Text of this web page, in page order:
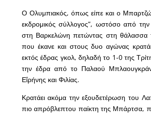
Ο Ολυμπιακός, όπως είπε και ο
εκδρομικός σύλλογος”, ωστόσο από
στη Βαρκελώνη πετώντας στη θάλασσα
που έκανε και στους δυο αγώνας
εκτός έδρας γκολ, δηλαδή το 1-0 της
την έδρα από το Παλαού
Εΐρήνης και Φιλίας.
Κρατάει ακόμα την εξουδετέρωση του
πιο απρόβλεπτου παίκτη της Μπάρτσα,